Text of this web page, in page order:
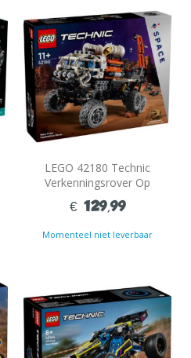
LEGO 42180 Technic
Verkenningsrover Op
Mars
€ 129,99
Momenteel niet leverbaar